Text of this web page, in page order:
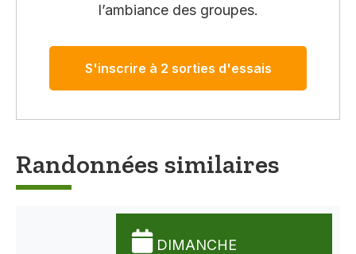
l’ambiance des groupes.
S'inscrire à 2 sorties d'essais
Randonnées similaires
DIMANCHE